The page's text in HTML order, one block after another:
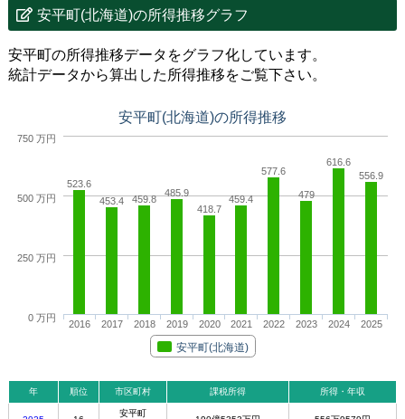
安平町(北海道)の所得推移グラフ
安平町の所得推移データをグラフ化しています。
統計データから算出した所得推移をご覧下さい。
安平町(北海道)の所得推移
523.6
453.4
459.8
485.9
418.7
459.4
577.6
479
616.6
556.9
安平町(北海道)
2016 2017 2018 2019 2020 2021 2022 2023 2024 2025
0 万円
250 万円
500 万円
750 万円
年 順位 市区町村 課税所得 所得・年収
安平町